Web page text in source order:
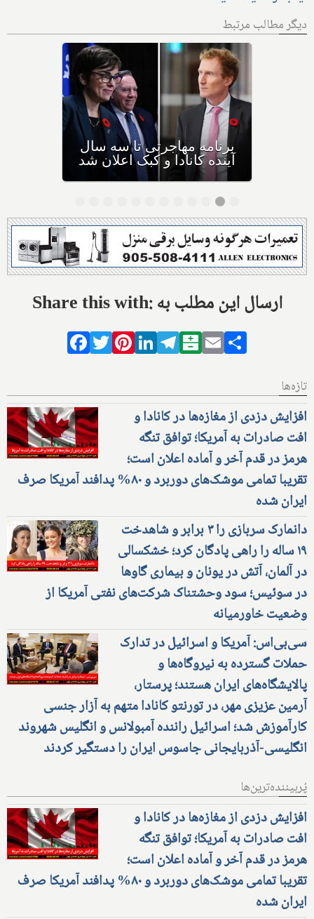
دیگر مطالب مرتبط
بیش از نیمی از مهاجران جدید
به کانادا، خیلی زود به کشور
دیگری مهاجرت می‌کنند
Share this with: ارسال این مطلب به
Facebook
TwitterPinterestLinkedIn
Telegram
Balatarin
Email
تازه‌ها
افزایش دزدی از مغازه‌ها در کانادا و
افت صادرات به آمریکا؛ توافق تنگه
هرمز در قدم آخر و آماده اعلان است؛
تقریبا تمامی موشک‌های دوربرد و ۸۰% پدافند آمریکا صرف
ایران شده
دانمارک سربازی را ۳ برابر و شاهدخت
۱۹ ساله را راهی پادگان کرد؛ خشکسالی
در آلمان، آتش در یونان و بیماری گاوها
در سوئیس؛ سود وحشتناک شرکت‌های نفتی آمریکا از
وضعیت خاورمیانه
سی‌بی‌اس: آمریکا و اسرائیل در تدارک
حملات گسترده به نیروگاه‌ها و
پالایشگاه‌های ایران هستند؛ پرستار،
آرمین عزیزی مهر، در تورنتو کانادا متهم به آزار جنسی
کارآموزش شد؛ اسرائیل راننده آمبولانس و انگلیس شهروند
انگلیسی-آذربایجانی جاسوس ایران را دستگیر کردند
پُربیننده‌ترین‌ها
افزایش دزدی از مغازه‌ها در کانادا و
افت صادرات به آمریکا؛ توافق تنگه
هرمز در قدم آخر و آماده اعلان است؛
تقریبا تمامی موشک‌های دوربرد و ۸۰% پدافند آمریکا صرف
ایران شده